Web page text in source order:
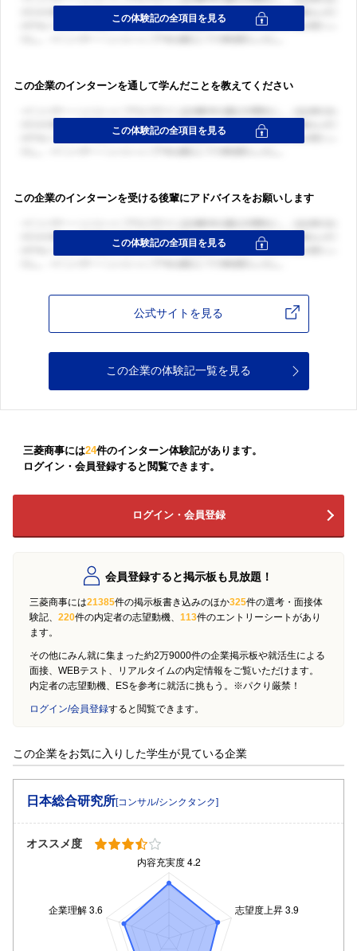
この企業のインターンを通して学んだことを教えてください
この企業のインターンを受ける後輩にアドバイスをお願いします
公式サイトを見る
この企業の体験記一覧を見る
三菱商事には24件のインターン体験記があります。
ログイン・会員登録すると閲覧できます。
ログイン・会員登録
会員登録すると掲示板も見放題！
三菱商事には21385件の掲示板書き込みのほか325件の選考・面接体
験記、 220件の内定者の志望動機、 113件のエントリーシートがあり
ます。
その他にみん就に集まった約2万9000件の企業掲示板や就活生による
面接、WEBテスト、リアルタイムの内定情報をご覧いただけます。
内定者の志望動機、ESを参考に就活に挑もう。※パクり厳禁！
ログイン/会員登録すると閲覧できます。
この企業をお気に入りした学生が見ている企業
日本総合研究所[コンサル/シンクタンク]
オススメ度